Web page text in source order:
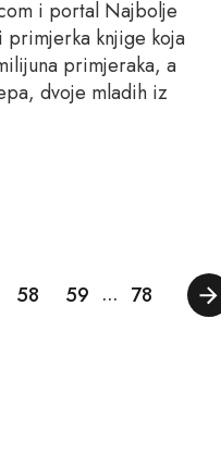
i portal Najbolje
primjerka knjige koja
primjeraka, a
dvoje mladih iz
58 59 … 78